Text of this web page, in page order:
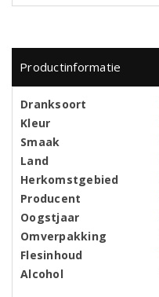
Productinformatie
Dranksoort
Kleur
Smaak
Land
Herkomstgebied
Producent
Oogstjaar
Omverpakking
Flesinhoud
Alcohol